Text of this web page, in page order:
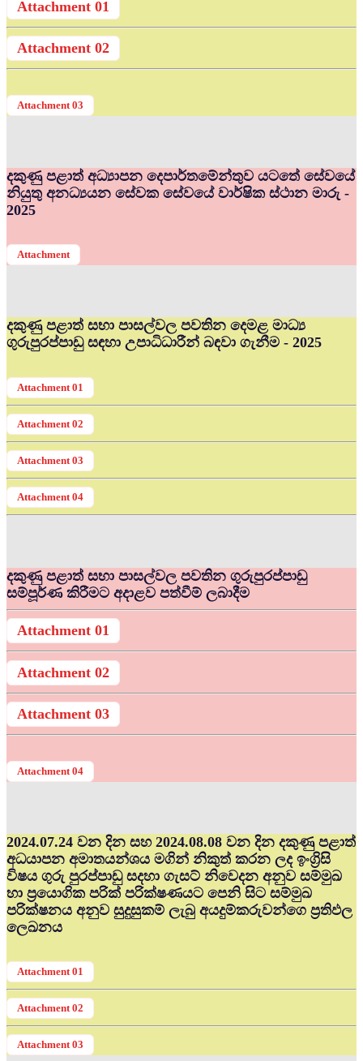
Attachment 01
Attachment 02
Attachment 03
දකුණු පළාත් අධ්‍යාපන දෙපාර්තමේන්තුව යටතේ සේවයේ
නියුතු අනධ්‍යයන සේවක සේවයේ වාර්ෂික ස්ථාන මාරු -
2025
Attachment
දකුණු පළාත් සභා පාසල්වල පවතින දෙමළ මාධ්‍ය
ගුරුපුරප්පාඩු සඳහා උපාධිධාරීන් බඳවා ගැනීම - 2025
Attachment 01
Attachment 02
Attachment 03
Attachment 04
දකුණු පළාත් සභා පාසල්වල පවතින ගුරුපුරප්පාඩු
සම්පූර්ණ කිරීමට අදාළව පත්වීම් ලබාදීම
Attachment 01
Attachment 02
Attachment 03
Attachment 04
2024.07.24 වන දින සහ 2024.08.08 වන දින දකුණු පළාත්
අධ‍යාපන අමාතයන්ශය මගින් නිකුත් කරන ලද ඉංග්‍රිසි
විෂය ගුරු පුරප්පාඩු සදහා ගැසට් නිවෙදන අනුව සම්මුඛ
හා ප්‍රයොගික පරික් පරික්ෂණයට පෙනි සිට සම්මුඛ
පරික්ෂනය අනුව සුදුසුකම් ලැබු අයදුම්කරුවන්ගෙ ප්‍රතිඵල
ලෙඛනය
Attachment 01
Attachment 02
Attachment 03